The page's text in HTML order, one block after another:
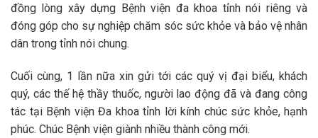
đồng lòng xây dựng Bệnh viện đa khoa tỉnh nói riêng và
đóng góp cho sự nghiệp chăm sóc sức khỏe và bảo vệ nhân
dân trong tỉnh nói chung.
Cuối cùng, 1 lần nữa xin gửi tới các quý vị đại biểu, khách
quý, các thế hệ thầy thuốc, người lao động đã và đang công
tác tại Bệnh viện Đa khoa tỉnh lời kính chúc sức khỏe, hạnh
phúc. Chúc Bệnh viện giành nhiều thành công mới.